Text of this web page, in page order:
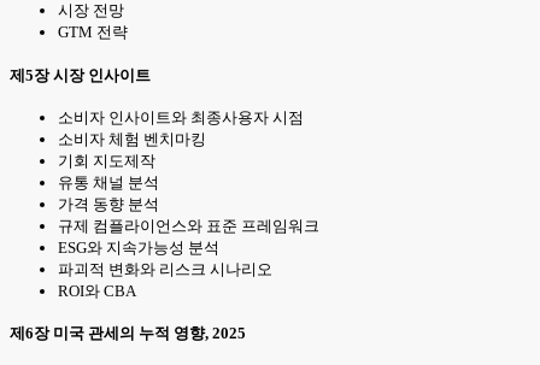
시장 전망
GTM 전략
제5장 시장 인사이트
소비자 인사이트와 최종사용자 시점
소비자 체험 벤치마킹
기회 지도제작
유통 채널 분석
가격 동향 분석
규제 컴플라이언스와 표준 프레임워크
ESG와 지속가능성 분석
파괴적 변화와 리스크 시나리오
ROI와 CBA
제6장 미국 관세의 누적 영향, 2025